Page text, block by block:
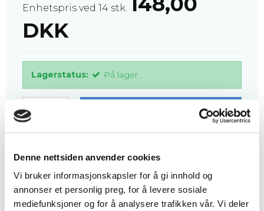
Denne nettsiden anvender cookies
Vi bruker informasjonskapsler for å gi innhold og
annonser et personlig preg, for å levere sosiale
mediefunksjoner og for å analysere trafikken vår. Vi deler
Enhetspris ved 14 stk.
DKK
Lagerstatus: På lager
HAR DU NOENSPØRSMÅL?
BESKRIVELSE
Ristetype: leidertrinn